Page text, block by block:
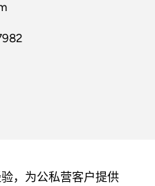
，为公私营客户提供